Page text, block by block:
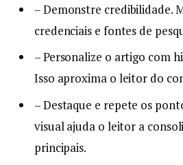
– Demonstre credibilidade.
credenciais e fontes de
– Personalize o artigo com
Isso aproxima o leitor do
– Destaque e repete os
visual ajuda o leitor a
principais.